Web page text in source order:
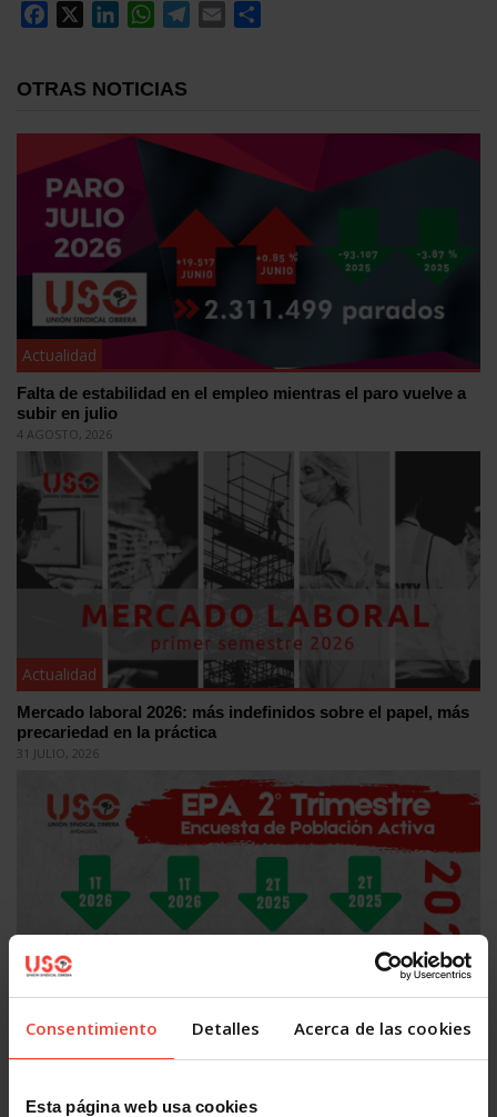
Consentimiento Detalles Acerca de las cookies
Esta página web usa cookies
Facebook
LinkedInWhatsApp
Telegram
Email
OTRAS NOTICIAS
Actualidad
Falta de estabilidad en el empleo mientras el paro vuelve a
subir en julio
4 AGOSTO, 2026
Actualidad
Mercado laboral 2026: más indefinidos sobre el papel, más
precariedad en la práctica
31 JULIO, 2026
Actualidad
El empleo crece en España, pero USO alerta: 2,5 millones